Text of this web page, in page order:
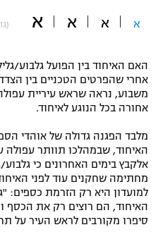
"מחצית בשכונה" –
משתתפים וזוכים בפרסים
תקנון משתתפים וזוכים
תקנון עבור פעילות אלקטרה
תקנון עבור פעילות ספורט 1 – "מרלן"
טניס
גיימינג E-Sports
תנאי שימוש
אופניים
ספורט מוטורי
כדורמים
פוטבול אמריקאי NFL
בייסבול MLB
ספורט אתגרי ואקסטרים
א א א א
האם האיחוד בין הפועל גלבוע/
אחרי שהפרטים הטכניים בין
משבוע, נראה שראש עיריית
אחורה בכל הנוגע לאיחוד.
מלבד הפגנה גדולה של אוהדי
האיחוד, שבמהלכו תוותר עפולה
אלקבץ בימים האחרונים כי
מחתימה שחקנים עוד לפני
למועדון היא רק הזרמת כספים:
האיחוד, הם רוצים רק את הכסף
סיפרו מקורבים לראש העיר על